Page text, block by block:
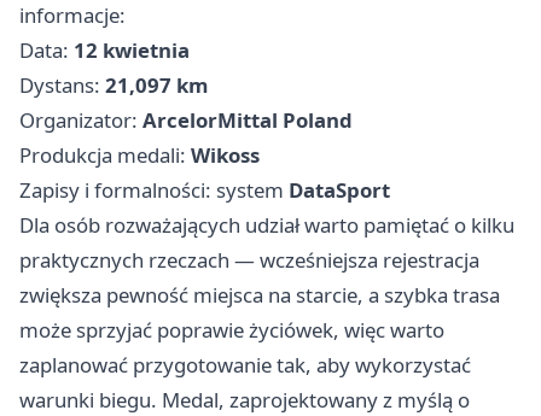
informacje:
Data: 12 kwietnia
Dystans: 21,097 km
Organizator: ArcelorMittal Poland
Produkcja medali: Wikoss
Zapisy i formalności: system DataSport
Dla osób rozważających udział warto pamiętać o kilku
praktycznych rzeczach — wcześniejsza rejestracja
zwiększa pewność miejsca na starcie, a szybka trasa
może sprzyjać poprawie życiówek, więc warto
zaplanować przygotowanie tak, aby wykorzystać
warunki biegu. Medal, zaprojektowany z myślą o